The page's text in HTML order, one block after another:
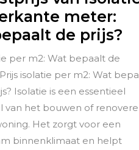
meter:
de prijs?
per m2: Wat bepaalt de
isolatie per m2: Wat
Isolatie is een essentieel
van het bouwen of
Het zorgt voor een
binnenklimaat en helpt